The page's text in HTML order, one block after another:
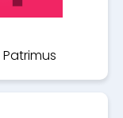
Patrimus